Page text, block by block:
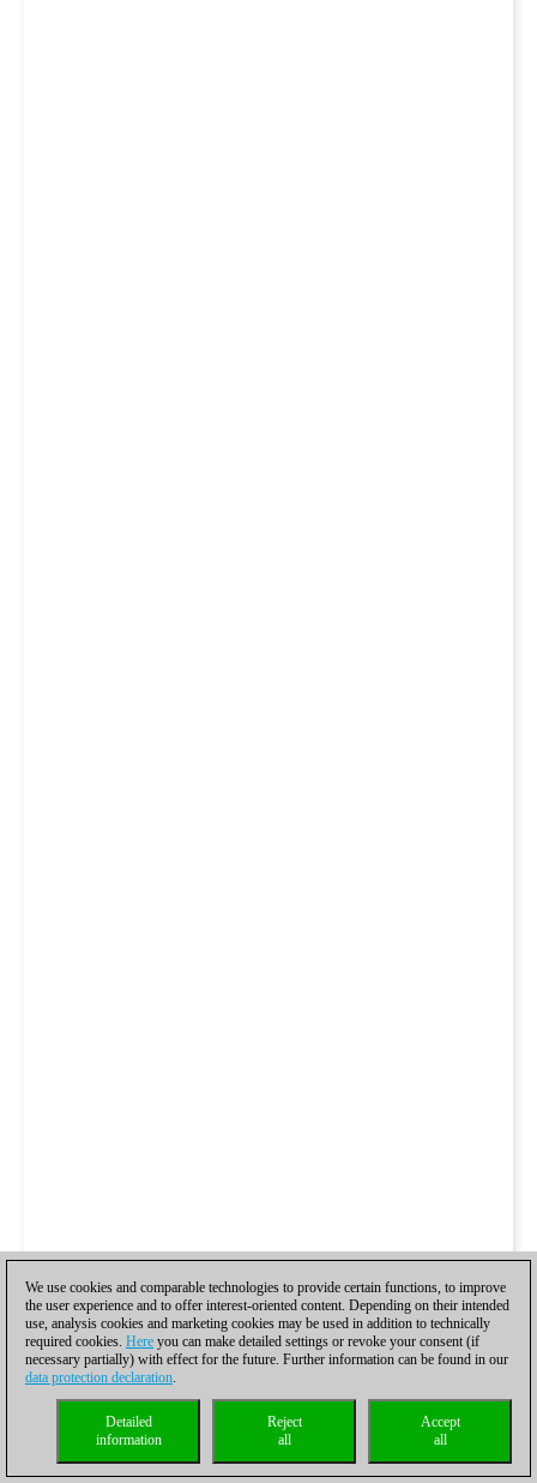
We use cookies and comparable technologies to provide certain functions, to improve
the user experience and to offer interest-oriented content. Depending on their intended
use, analysis cookies and marketing cookies may be used in addition to technically
required cookies. Here you can make detailed settings or revoke your consent (if
necessary partially) with effect for the future. Further information can be found in our
data protection declaration.
Accept
all
Reject
all
Detailed
information